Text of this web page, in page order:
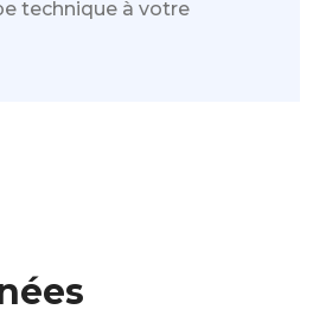
technique à votre